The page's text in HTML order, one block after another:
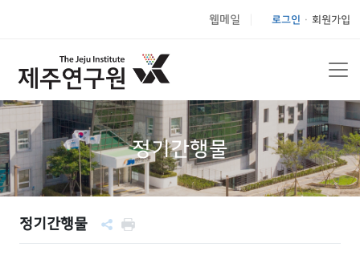
웹메일 로그인 회원가입
정기간행물
정기간행물